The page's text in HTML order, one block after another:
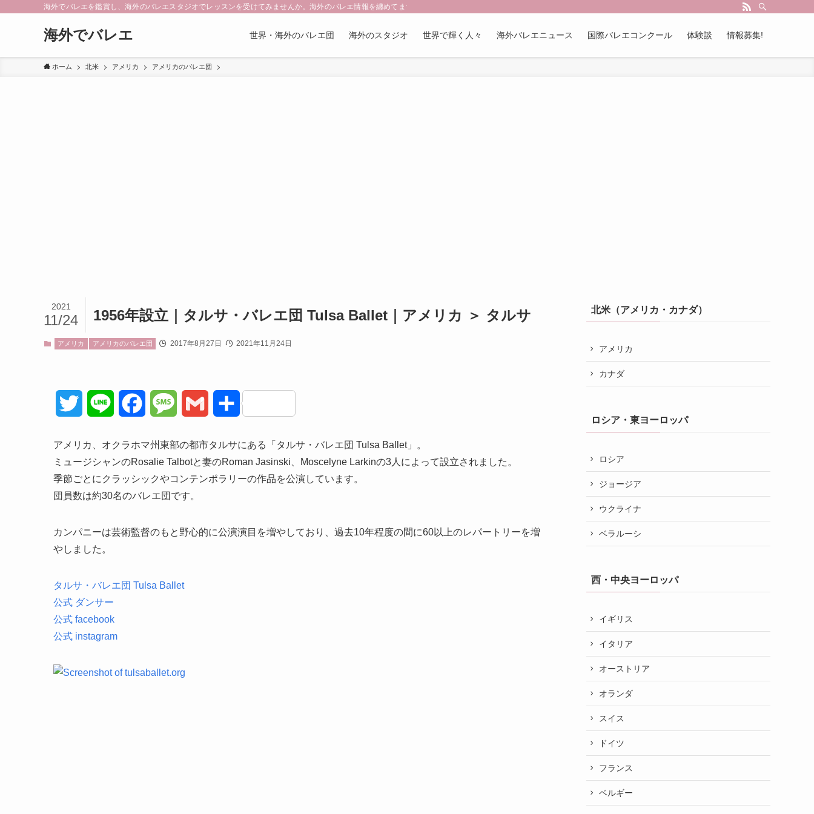
海外でバレエを鑑賞し、海外のバレエスタジオでレッスンを受けてみませんか。海外のバレエ情報を纏めてます。更新頻度は少なめですがお楽しみください。情報も募集中。
海外でバレエ 世界・海外のバレエ団 海外のスタジオ 世界で輝く人々 海外バレエニュース 国際バレエコンクール 体験談 情報募集!
ホーム 北米 アメリカ アメリカのバレエ団
1956年設立｜タルサ・バレエ団 Tulsa Ballet｜アメリカ ＞ タルサ
2021
11/24
アメリカ アメリカのバレエ団 2017年8月27日 2021年11月24日
t
e
e e
o
k
s
s
g
a
i
共
アメリカ、オクラホマ州東部の都市タルサにある「タルサ・バレエ団 Tulsa Ballet」。
ミュージシャンのRosalie Talbotと妻のRoman Jasinski、Moscelyne Larkinの3人によって設立されました。
季節ごとにクラッシックやコンテンポラリーの作品を公演しています。
団員数は約30名のバレエ団です。
カンパニーは芸術監督のもと野心的に公演演目を増やしており、過去10年程度の間に60以上のレパートリーを増
やしました。
タルサ・バレエ団 Tulsa Ballet
公式 ダンサー
公式 facebook
公式 instagram
北米（アメリカ・カナダ）
アメリカ
カナダ
ロシア・東ヨーロッパ
ロシア
ジョージア
ウクライナ
ベラルーシ
西・中央ヨーロッパ
イギリス
イタリア
オーストリア
オランダ
スイス
ドイツ
フランス
ベルギー